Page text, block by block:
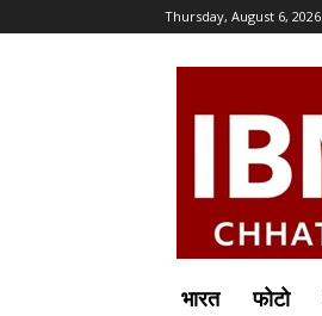
Thursday, August 6, 2026
भारत फोटो